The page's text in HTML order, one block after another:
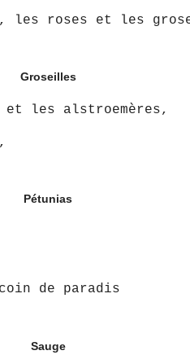
les roses et les
Groseilles
les alstroemères,
Pétunias
de paradis
Sauge